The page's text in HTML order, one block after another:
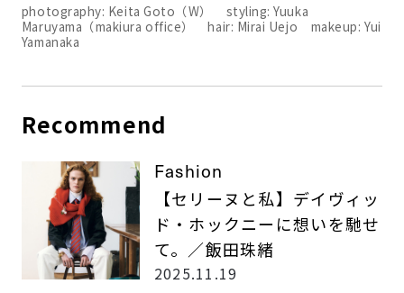
photography: Keita Goto（W） styling: Yuuka
Maruyama（makiura office） hair: Mirai Uejo makeup: Yui
Yamanaka
Recommend
Fashion
【セリーヌと私】デイヴィッ
ド・ホックニーに想いを馳せ
て。／飯田珠緒
2025.11.19